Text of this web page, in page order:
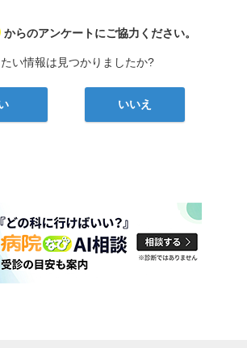
病院なび
からのアンケートにご協力ください。
い情報は見つかりましたか?
いいえ